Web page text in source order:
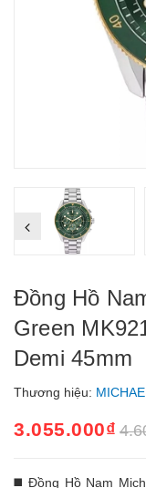
Đồng Hồ
Green
Demi 45mm
Thương hiệu:
3.055.000₫
◼️ Đồng Hồ Nam